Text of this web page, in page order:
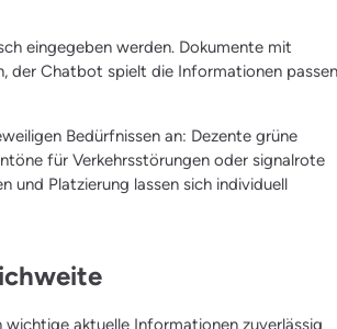
eingegeben werden. Dokumente mit
der Chatbot spielt die Informationen
Bedürfnissen an: Dezente grüne
für Verkehrsstörungen oder signalrote
und Platzierung lassen sich individuell
aktuelle Informationen zuverlässig